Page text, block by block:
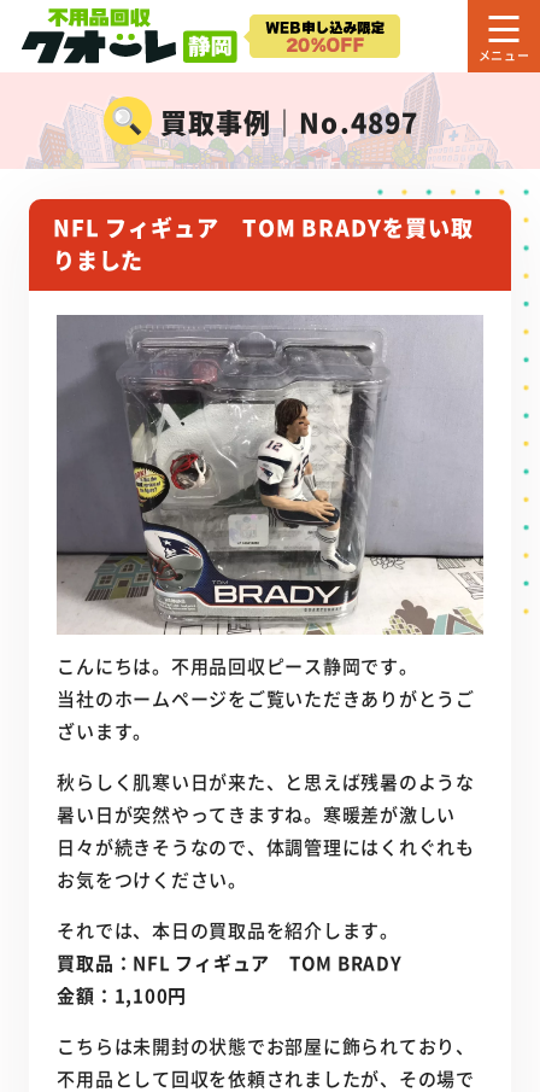
買取事例｜No.4897
NFL フィギュア TOM BRADYを買い取
りました
こんにちは。不用品回収ピース静岡です。
当社のホームページをご覧いただきありがとうご
ざいます。
秋らしく肌寒い日が来た、と思えば残暑のような
暑い日が突然やってきますね。寒暖差が激しい
日々が続きそうなので、体調管理にはくれぐれも
お気をつけください。
それでは、本日の買取品を紹介します。
買取品：NFL フィギュア TOM BRADY
金額：1,100円
こちらは未開封の状態でお部屋に飾られており、
不用品として回収を依頼されましたが、その場で